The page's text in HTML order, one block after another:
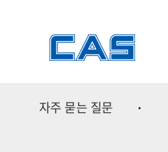
자주 묻는 질문